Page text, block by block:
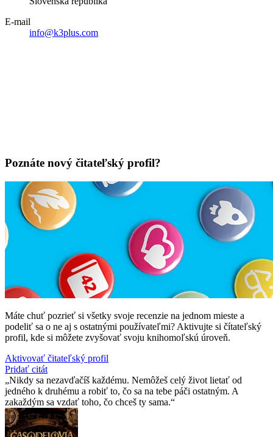
E-mail
info@k3plus.com
Poznáte nový čitateľský profil?
Máte chuť pozrieť si všetky svoje recenzie na jednom mieste a
podeliť sa o ne aj s ostatnými používateľmi? Aktivujte si čítateľský
profil, kde si môžete zvyšovať svoju knihomoľskú úroveň.
Aktivovať čitateľský profil
Pridať citát
Nikdy sa nezavďačíš každému. Nemôžeš celý život lietať od
jedného k druhému a robiť to, čo sa na tebe páči ostatným. A
zakaždým sa vzdať toho, čo chceš ty sama.